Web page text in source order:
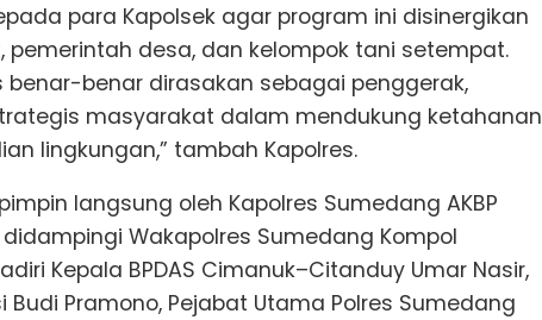
para Kapolsek agar program ini disinergikan
desa, dan kelompok tani setempat.
benar-benar dirasakan sebagai penggerak,
masyarakat dalam mendukung ketahanan
lingkungan,” tambah Kapolres.
langsung oleh Kapolres Sumedang AKBP
Wakapolres Sumedang Kompol
Kepala BPDAS Cimanuk–Citanduy Umar Nasir,
Budi Pramono, Pejabat Utama Polres Sumedang